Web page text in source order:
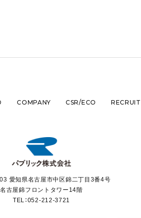
COMPANY CSR/ECO RECRUIT
愛知県名古屋市中区錦二丁目3番4号
名古屋錦フロントタワー14階
TEL：052-212-3721